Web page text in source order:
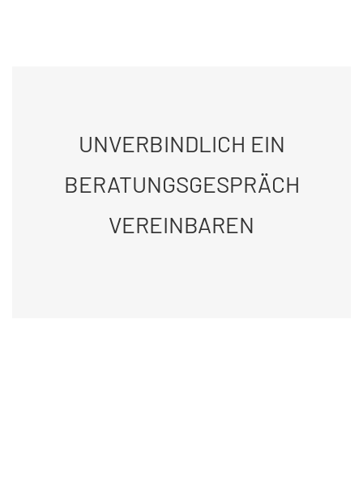
UNVERBINDLICH EIN
BERATUNGS­GESPRÄCH
VEREINBAREN